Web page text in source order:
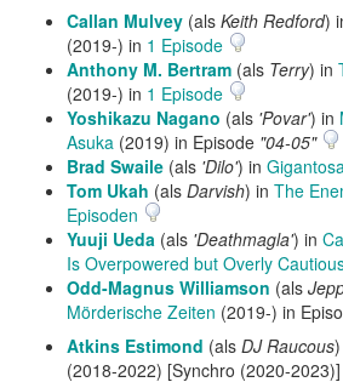
Callan Mulvey (als Keith Redford)
(2019-) in 1 Episode
Anthony M. Bertram (als Terry) in
(2019-) in 1 Episode
Yoshikazu Nagano (als 'Povar') in
Asuka (2019) in Episode "04-05"
Brad Swaile (als 'Dilo') in
Tom Ukah (als Darvish) in The
Episoden
Yuuji Ueda (als 'Deathmagla') in
Is Overpowered but Overly
Odd-Magnus Williamson (als
Mörderische Zeiten (2019-) in
Atkins Estimond (als DJ Raucous
(2018-2022) [Synchro (2020-